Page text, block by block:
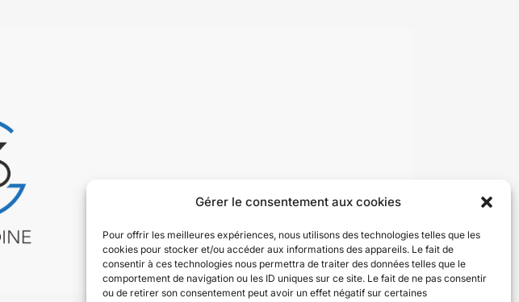
Gérer le consentement aux cookies
Pour offrir les meilleures expériences, nous utilisons des technologies telles que les
cookies pour stocker et/ou accéder aux informations des appareils. Le fait de
consentir à ces technologies nous permettra de traiter des données telles que le
comportement de navigation ou les ID uniques sur ce site. Le fait de ne pas consentir
ou de retirer son consentement peut avoir un effet négatif sur certaines